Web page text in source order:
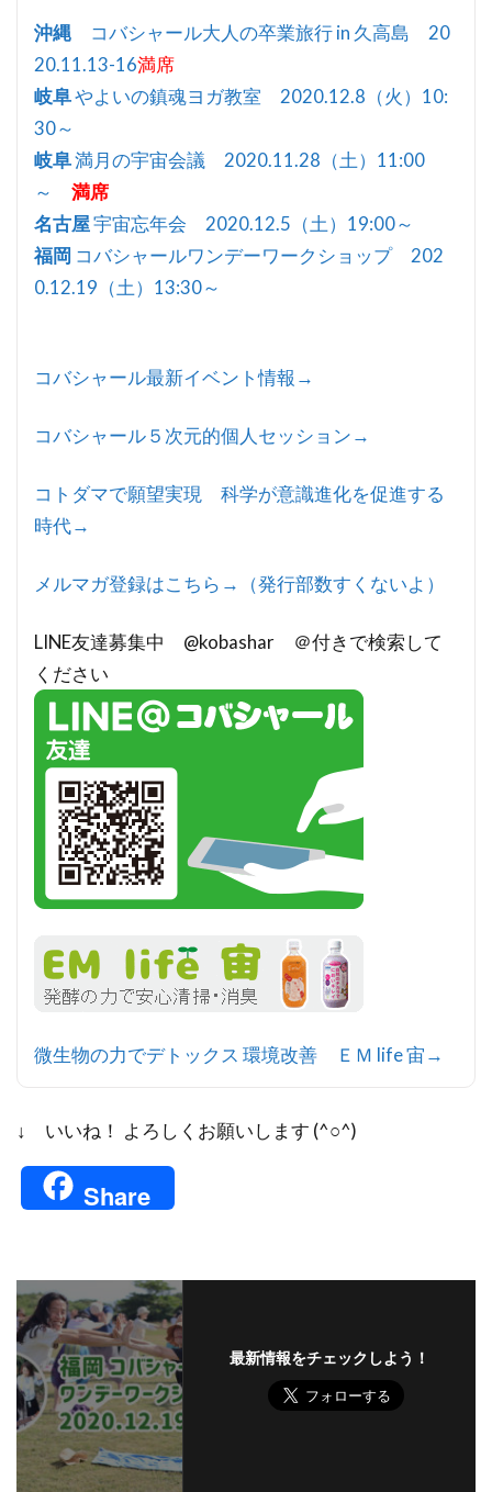
沖縄 コバシャール大人の卒業旅行 in 久高島 20
20.11.13-16満席
岐阜やよいの鎮魂ヨガ教室 2020.12.8（火）10:
30～
岐阜満月の宇宙会議 2020.11.28（土）11:00
～ 満席
名古屋宇宙忘年会 2020.12.5（土）19:00～
福岡 コバシャールワンデーワークショップ 202
0.12.19（土）13:30～
コバシャール最新イベント情報→
コバシャール５次元的個人セッション→
コトダマで願望実現 科学が意識進化を促進する
時代→
メルマガ登録はこちら→（発行部数すくないよ）
LINE友達募集中 @kobashar ＠付きで検索して
ください
微生物の力でデトックス 環境改善 ＥＭ life 宙→
↓ いいね！ よろしくお願いします (^○^)
Share
最新情報をチェックしよう！